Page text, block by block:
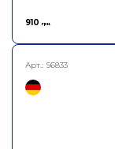
910 грн.
Арт.: S6833